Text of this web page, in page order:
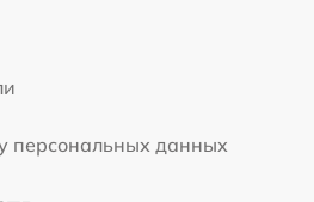
персональных данных